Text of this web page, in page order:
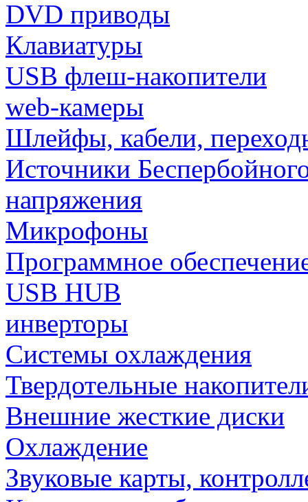
DVD приводы
Клавиатуры
USB флеш-накопители
web-камеры
Шлейфы, кабели,
Источники
напряжения
Микрофоны
Программное
USB HUB
инверторы
Системы охлаждения
Твердотельные
Внешние жесткие диски
Охлаждение
Звуковые карты,